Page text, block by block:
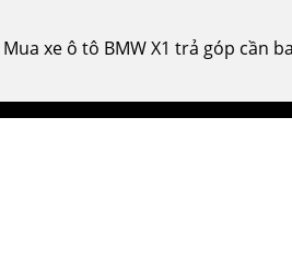
xe ô tô BMW X1 trả góp cần